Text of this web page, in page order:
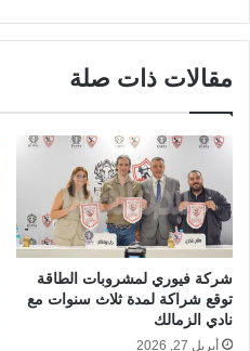
مقالات ذات صلة
شركة فيوري لمشروبات الطاقة
توقع شراكة لمدة ثلاث سنوات مع
نادي الزمالك
أبريل 27, 2026